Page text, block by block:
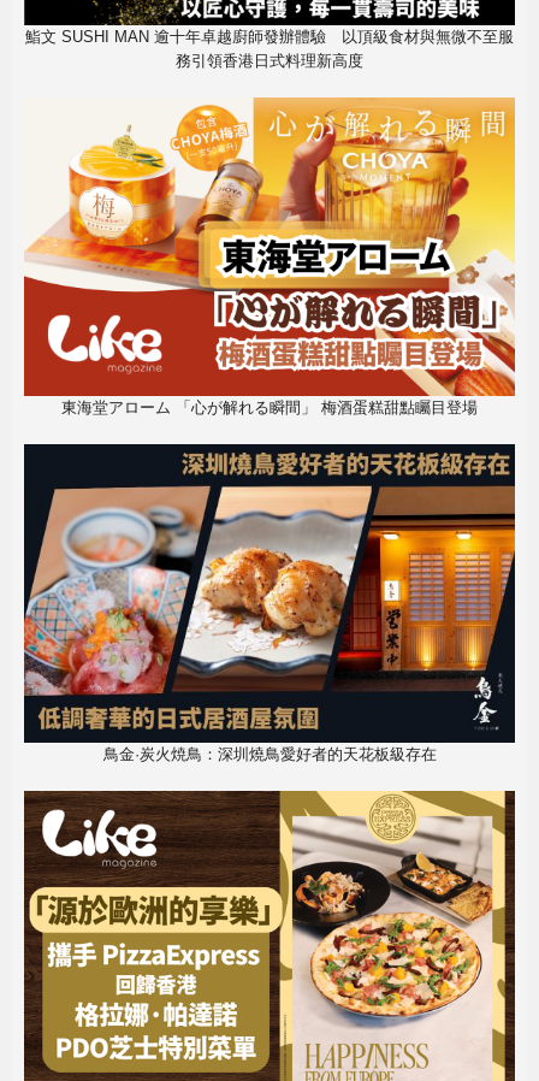
鮨文 SUSHI MAN 逾十年卓越廚師發辦體驗 以頂級食材與無微不至服
務引領香港日式料理新高度
東海堂アローム 「心が解れる瞬間」 梅酒蛋糕甜點矚目登場
鳥金·炭火焼鳥：深圳燒鳥愛好者的天花板級存在